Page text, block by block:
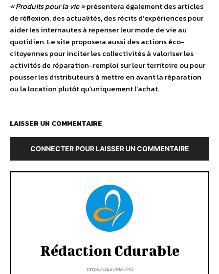
« Produits pour la vie »présentera également des articles
de réflexion, des actualités, des récits d’expériences pour
aider les internautes à repenser leur mode de vie au
quotidien. Le site proposera aussi des actions éco-
citoyennes pour inciter les collectivités à valoriser les
activités de réparation-remploi sur leur territoire ou pour
pousser les distributeurs à mettre en avant la réparation
ou la location plutôt qu’uniquement l’achat.
LAISSER UN COMMENTAIRE
CONNECTER POUR LAISSER UN COMMENTAIRE
Rédaction Cdurable
https:/cdurable.info